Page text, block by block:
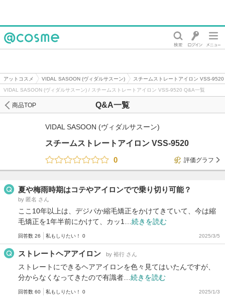
アットコスメ VIDAL SASOON (ヴィダルサスーン)
スチームストレートアイロン VSS-9520
VIDAL SASOON (ヴィダルサスーン) / スチームストレートアイロン VSS-9520 Q&A一覧
Q&A一覧
商品TOP
VIDAL SASOON (ヴィダルサスーン)
スチームストレートアイロン VSS-9520
0
評価グラフ
夏や梅雨時期はコテやアイロンでで乗り切り可能？
by 匿名 さん
ここ10年以上は、デジパか縮毛矯正をかけてきていて、今は縮
毛矯正を1年半前にかけて、カッ1… 続きを読む
回答数 26 私もしりたい！ 0 2025/3/5
ストレートヘアアイロン by 裕行 さん
ストレートにできるヘアアイロンを色々見てはいたんですが、
分からなくなってきたので有識者… 続きを読む
回答数 60 私もしりたい！ 0 2025/1/3